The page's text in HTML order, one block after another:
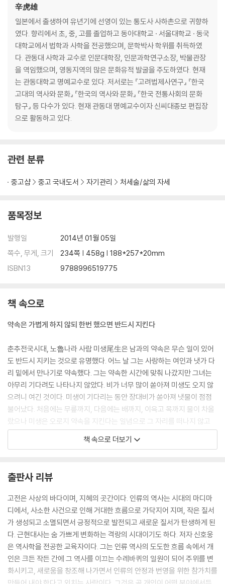
개미구멍이라고 방치했다가는 둑이 무너진다
죽기를 각오한 마음에 사는 길이 있다
불운을 탓하지 않고 시련을 밑거름 삼아 절창을 이루다
인내야말로 모든 일처리의 바탕이다
03. 인재 발탁과 기용의 지혜
- 인재를 어떻게 알아보고 키울 것인가
유비, 삼고초려로 천재 공명을 발탁하다
사심을 버리고 자기보다 더 뛰어난 인재를 발탁한다
자기 장점에 다른 사람의 장점을 접목한다
큰일에는 말이 많으므로 그 결정에는 외로움이 따른다
연작이 어찌 홍곡의 뜻을 알 것인가
물이 너무 맑으면 고기가 놀지 못 한다
선비는 자기를 알아주는 사람을 위해 죽는다
천시는 지리만 못하고, 지리는 인화만 못하다
법을 집행하는 데 지위고하에 차별을 두지 않는다
한 줄기 미풍으로도 우주의 변화를 감지한다
04. 인간경영의 지혜와 왕도
- 사람을 어떻게 경영할 것인가
멀리 내다보는 안목을 기른다
눈과 귀가 미혹에 빠지면 패가망신한다
조무래기와는 더불어 일할 수 없다
천 리를 내다보는 안목을 키운다
늘 스스로 반성하는 마음을 기른다
백 번 듣는 것보다 한 번 보는 것이 낫다
저마다 지닌 다른 재능을 십분 활용한다
남의 단점을 비판하기 전에 장점을 찾아 격려한다
가난이 청빈이 아닌 것처럼 부유가 부도덕은 아니다
해마다 피는 꽃은 같아도 그것을 보는 사람은 다르다
죽기를 각오하면 살고 요행히 살기를 바라면 죽는다
호가호위하는 자는 결국 패가망신한다
소신을 파는 곡학아세로 자리를 구걸하지 않는다
05. 천하경영의 교훈과 지혜
- 천하를 어떻게 경영할 것인가
눈물로 표를 지어 천하경영의 요체를 아뢰다
중상모략이나 헛소문에 현혹되지 않는다
辛虎雄
일본에서 출생하여 유년기에 선영이 있는 통도사 사하촌으로 귀향하
였다. 향리에서 초, 중, 고를 졸업하고 동아대학교 · 서울대학교 · 동국
대학교에서 법학과 사학을 전공했으며, 문학박사 학위를 취득하였
다. 관동대 사학과 교수로 인문대학장, 인문과학연구소장, 박물관장
을 역임했으며, 영동지역의 많은 문화유적 발굴을 주도하였다. 현재
는 관동대학교 명예교수로 있다. 저서로는 『고려법제사연구』 『한국
고대의 역사와 문화』 『한국의 역사와 문화』 『한국 전통사회의 문화
탐구』 등 다수가 있다. 현재 관동대 명예교수이자 신씨대종보 편집장
으로 활동하고 있다.
관련 분류
중고샵 중고 국내도서 자기관리 처세술/삶의 자세
품목정보
발행일
2014년 01월 05일
쪽수, 무게, 크기
234쪽 | 458g | 188*257*20mm
ISBN13
9788996519775
책 속으로
약속은 가볍게 하지 않되 한번 했으면 반드시 지킨다
춘추전국시대, 노魯나라 사람 미생尾生은 남과의 약속은 무슨 일이 있어
도 반드시 지키는 것으로 유명했다. 어느 날 그는 사랑하는 여인과 냇가 다
리 밑에서 만나기로 약속했다. 그는 약속한 시간에 맞춰 나갔지만 그녀는
아무리 기다려도 나타나지 않았다. 비가 너무 많이 쏟아져 미생도 오지 않
으려니 여긴 것이다. 미생이 기다리는 동안 장대비가 쏟아져 냇물이 점점
불어났다. 처음에는 무릎까지, 다음에는 배까지, 이윽고 목까지 물이 차올
랐으나 미생은 오로지 약속을 지킨다는 일념으로 그 자리를 떠나지 않고
있다가 그만 교각을 끌어안은 채 물에 빠져 죽고 말았다(미생지신尾生之
에는 좀더 섬뜩한 고사가 등장한다. 과거에 응시하러 가던 범거경范巨卿
이라는 젊은이가 도중에 동상에 걸려 다 죽게 되었다. 역시 과거를 보러 가
던 장려張勵라는 젊은이가 그를 발견하고 며칠 동안 정성껏 돌봐주었다.
두 사람 모두 시험 날짜는 놓치고 말았지만, 대신 의형제를 맺었다. 둘은 다
음해 중양절重陽節(음력 9월 9일)에 장려의 집에서 만나기로 약속했다.
해가 바뀌어 약속한 날이 되자 장려는 음식을 장만해놓고 범거경을 기다렸
다. 날이 저물도록 손님은 나타나지 않았다. 이윽고 깊은 밤, 초췌한 몰골에
수심 가득한 표정의 범거경이 기척도 없이 장려의 방에 들어섰다. 그는 산
사람이 아니라 범거경의 귀신이었다. 생활고에 시달리던 범거경은 중양절
책 속으로 더보기
출판사 리뷰
고전은 사상의 바다이며, 지혜의 곳간이다. 인류의 역사는 시대의 마디마
디에서, 사소한 사건으로 인해 거대한 흐름으로 가닥지어 지며, 작은 질서
가 생성되고 소멸되면서 긍정적으로 발전되고 새로운 질서가 탄생하게 된
다. 근현대사는 숨 가쁘게 변화하는 격랑의 시대이기도 하다. 저자 신호웅
은 역사학을 전공한 교육자이다. 그는 인류 역사의 도도한 흐름 속에서 개
인은 크든 작든 간에 그 역사를 이끄는 수레바퀴의 일원이 되어 주위를 변
화시키고, 새로움을 창조해 나가면서 인류의 안정과 번영을 위한 참가치를